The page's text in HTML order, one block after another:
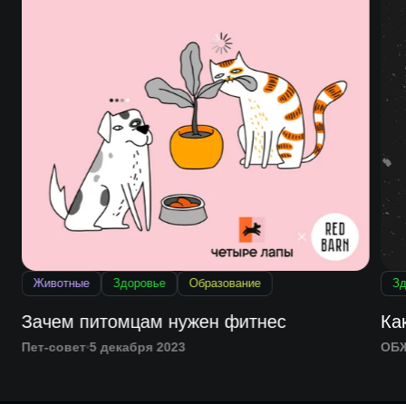
Животные Здоровье Образование
Зачем питомцам нужен фитнес
Пет-совет 5 декабря 2023